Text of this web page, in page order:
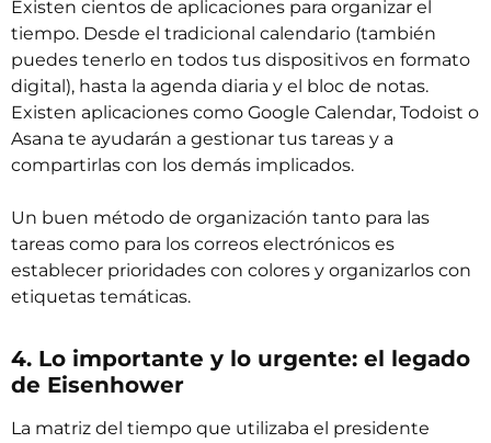
Existen cientos de aplicaciones para organizar el
tiempo. Desde el tradicional calendario (también
puedes tenerlo en todos tus dispositivos en formato
digital), hasta la agenda diaria y el bloc de notas.
Existen aplicaciones como Google Calendar, Todoist o
Asana te ayudarán a gestionar tus tareas y a
compartirlas con los demás implicados.
Un buen método de organización tanto para las
tareas como para los correos electrónicos es
establecer prioridades con colores y organizarlos con
etiquetas temáticas.
4. Lo importante y lo urgente: el legado
de Eisenhower
La matriz del tiempo que utilizaba el presidente